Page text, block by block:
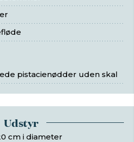
pistacienødder uden skal
Udstyr
cm i diameter